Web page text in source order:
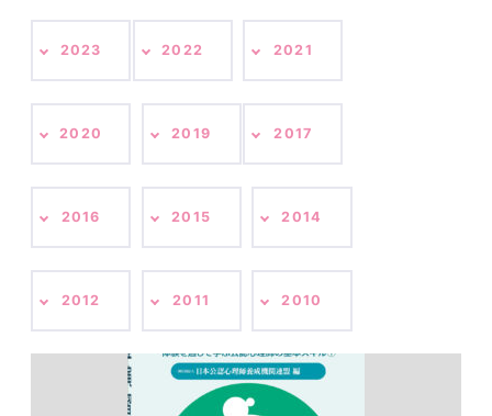
2023 2022 2021
2020 2019 2017
2016 2015 2014
2012 2011 2010